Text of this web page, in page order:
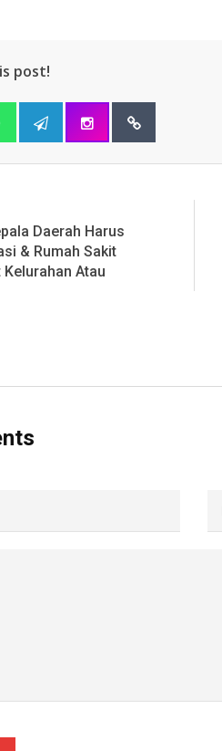
post!
Daerah Harus
& Rumah Sakit
Atau